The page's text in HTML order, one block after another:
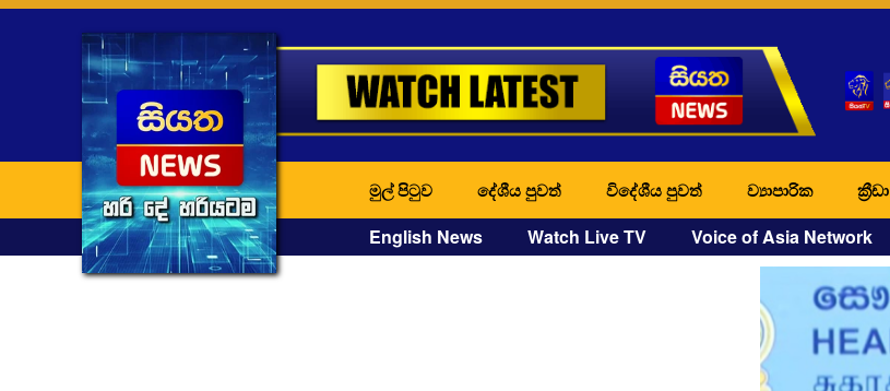
මුල් පිටුව දේශීය පුවත් විදේශීය පුවත් ව්‍යාපාරික ක්‍රීඩා
English News Watch Live TV Voice of Asia Network